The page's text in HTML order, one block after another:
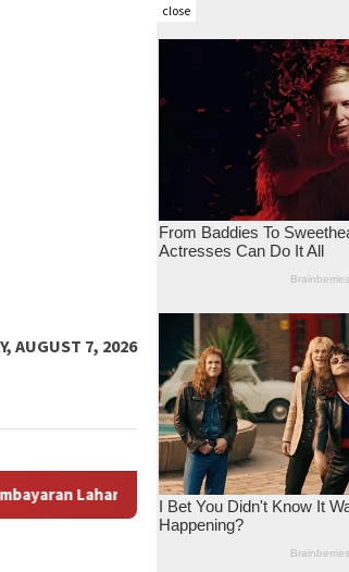
close
AUGUST 7, 2026
dan Bayang-Bayang “Makelar